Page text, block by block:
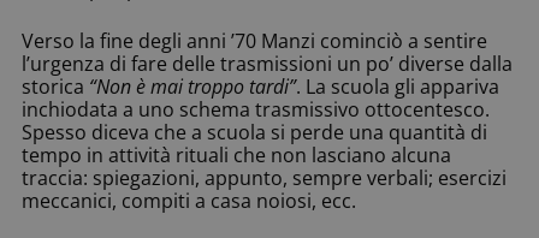
Verso la fine degli anni ’70 Manzi cominciò a sentire
l’urgenza di fare delle trasmissioni un po’ diverse dalla
storica “Non è mai troppo tardi”. La scuola gli appariva
inchiodata a uno schema trasmissivo ottocentesco.
Spesso diceva che a scuola si perde una quantità di
tempo in attività rituali che non lasciano alcuna
traccia: spiegazioni, appunto, sempre verbali; esercizi
meccanici, compiti a casa noiosi, ecc.